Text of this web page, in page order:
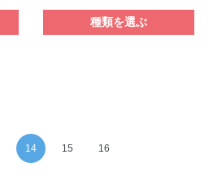
種類を選ぶ
14 15 16